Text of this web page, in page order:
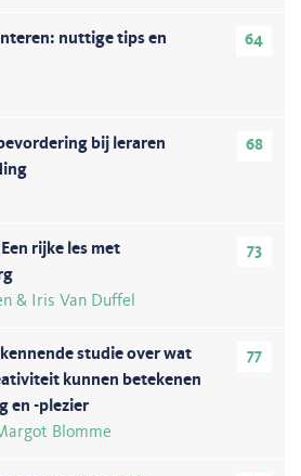
64
nuttige tips en
68
bij leraren
73
rijke les met
& Iris Van Duffel
77
studie over wat
kunnen betekenen
en -plezier
Blomme